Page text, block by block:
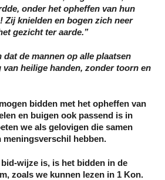
onder het opheffen van hun
Zijknielden en bogen zich neer
gezicht ter aarde.’’
dat de mannen op alle plaatsen
van heilige handen, zonder toorn en
bidden met het opheffen van
en buigen ook passend is in
we als gelovigen die samen
meningsverschil hebben.
wijze is, is het bidden in de
zoals we kunnen lezen in 1 Kon.